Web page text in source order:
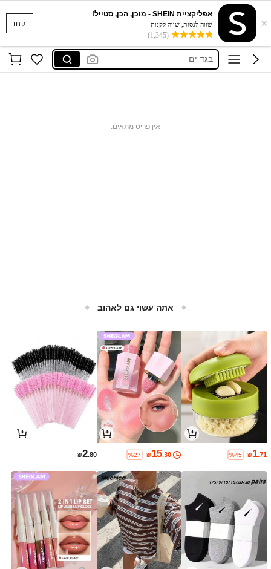
קחו ×
אפליקציית SHEIN - מוכן, הכן, סטייל!
שווה לנסות, שווה לקנות
(1,345)
סקוישים
anewsta שמלות
בגד ים
אין פריט מתאים.
אתה עשוי גם לאהוב
₪1.71
%45
₪15.30
%27
₪2.80